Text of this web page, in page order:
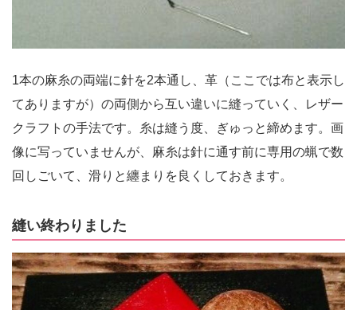
1本の麻糸の両端に針を2本通し、革（ここでは布と表示し
てありますが）の両側から互い違いに縫っていく、レザー
クラフトの手法です。糸は縫う度、ぎゅっと締めます。画
像に写っていませんが、麻糸は針に通す前に専用の蝋で数
回しごいて、滑りと纏まりを良くしておきます。
縫い終わりました